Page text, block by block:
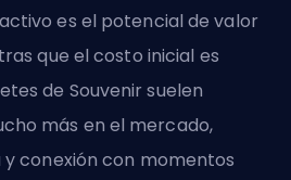
es el potencial de valor
que el costo inicial es
de Souvenir suelen
más en el mercado,
conexión con momentos